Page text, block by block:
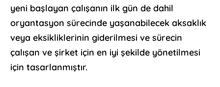
yeni başlayan çalışanın ilk gün de dahil
oryantasyon sürecinde yaşanabilecek aksaklık
veya eksikliklerinin giderilmesi ve sürecin
çalışan ve şirket için en iyi şekilde yönetilmesi
için tasarlanmıştır.